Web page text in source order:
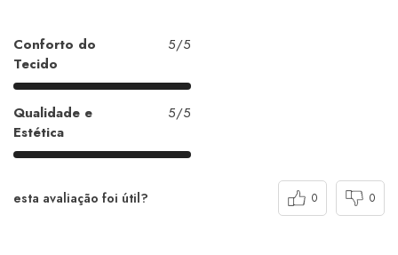
Conforto do
Tecido
5/5
Qualidade e
Estética
5/5
esta avaliação foi útil? 0 0